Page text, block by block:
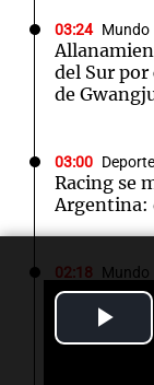
03:24 Mundo
del Sur por
de
03:00
Racing se
Argentina:
02:18 Mundo
Francia
semana